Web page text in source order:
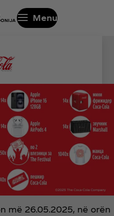
Menu
më 26.05.2025, në orën